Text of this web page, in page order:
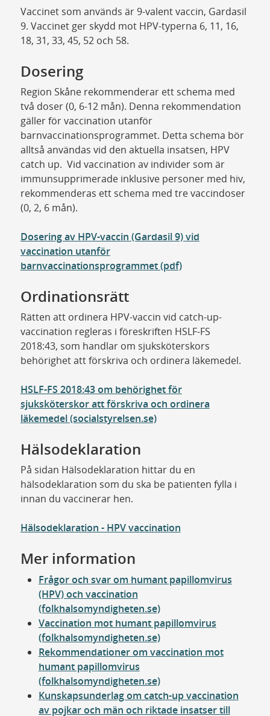
Vaccinet som används är 9-valent vaccin, Gardasil
9. Vaccinet ger skydd mot HPV-typerna 6, 11, 16,
18, 31, 33, 45, 52 och 58.
Dosering
Region Skåne rekommenderar ett schema med
två doser (0, 6-12 mån). Denna rekommendation
gäller för vaccination utanför
barnvaccinationsprogrammet. Detta schema bör
alltså användas vid den aktuella insatsen, HPV
catch up. Vid vaccination av individer som är
immunsupprimerade inklusive personer med hiv,
rekommenderas ett schema med tre vaccindoser
(0, 2, 6 mån).
Dosering av HPV-vaccin (Gardasil 9) vid
vaccination utanför
barnvaccinationsprogrammet (pdf)
Ordinationsrätt
Rätten att ordinera HPV-vaccin vid catch-up-
vaccination regleras i föreskriften HSLF-FS
2018:43, som handlar om sjuksköterskors
behörighet att förskriva och ordinera läkemedel.
HSLF-FS 2018:43 om behörighet för
sjuksköterskor att förskriva och ordinera
läkemedel (socialstyrelsen.se)
Hälsodeklaration
På sidan Hälsodeklaration hittar du en
hälsodeklaration som du ska be patienten fylla i
innan du vaccinerar hen.
Hälsodeklaration - HPV vaccination
Mer information
Frågor och svar om humant papillomvirus
(HPV) och vaccination
(folkhalsomyndigheten.se)
Vaccination mot humant papillomvirus
(folkhalsomyndigheten.se)
Rekommendationer om vaccination mot
humant papillomvirus
(folkhalsomyndigheten.se)
Kunskapsunderlag om catch-up vaccination
av pojkar och män och riktade insatser till